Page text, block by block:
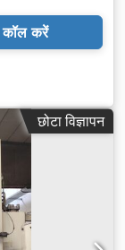
कॉल करें
छोटा विज्ञापन